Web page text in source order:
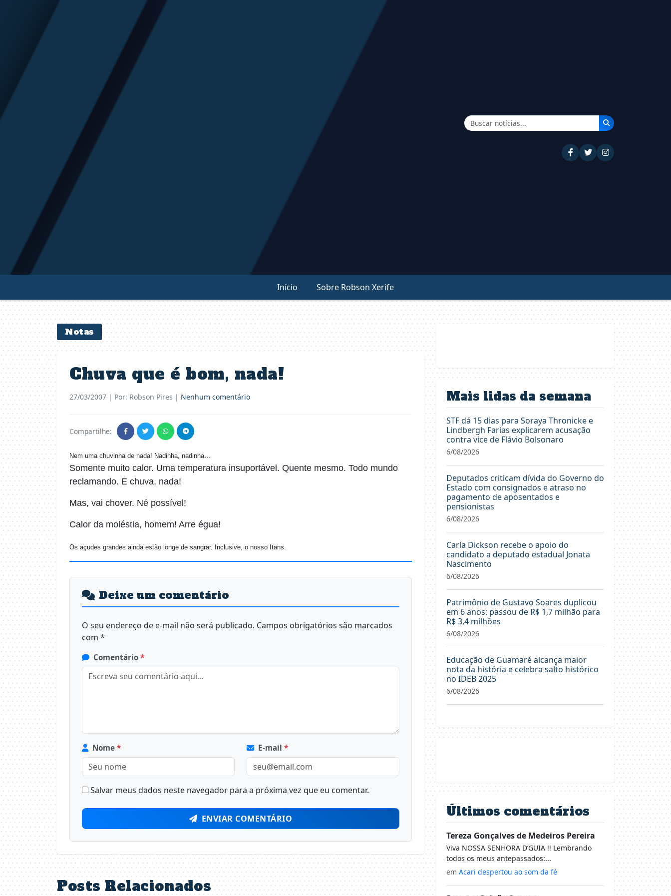
Início Sobre Robson Xerife
Notas
Chuva que é bom, nada!
27/03/2007 | Por: Robson Pires | Nenhum comentário
Compartilhe:
Nem uma chuvinha de nada! Nadinha, nadinha…
Somente muito calor. Uma temperatura insuportável. Quente mesmo. Todo mundo
reclamando. E chuva, nada!
Mas, vai chover. Né possível!
Calor da moléstia, homem! Arre égua!
Os açudes grandes ainda estão longe de sangrar. Inclusive, o nosso Itans.
Deixe um comentário
O seu endereço de e-mail não será publicado. Campos obrigatórios são marcados
com *
Comentário *
Nome * E-mail *
Salvar meus dados neste navegador para a próxima vez que eu comentar.
ENVIAR COMENTÁRIO
Posts Relacionados
Mais lidas da semana
STF dá 15 dias para Soraya Thronicke e
Lindbergh Farias explicarem acusação
contra vice de Flávio Bolsonaro
6/08/2026
Deputados criticam dívida do Governo do
Estado com consignados e atraso no
pagamento de aposentados e
pensionistas
6/08/2026
Carla Dickson recebe o apoio do
candidato a deputado estadual Jonata
Nascimento
6/08/2026
Patrimônio de Gustavo Soares duplicou
em 6 anos: passou de R$ 1,7 milhão para
R$ 3,4 milhões
6/08/2026
Educação de Guamaré alcança maior
nota da história e celebra salto histórico
no IDEB 2025
6/08/2026
Últimos comentários
Tereza Gonçalves de Medeiros Pereira
Viva NOSSA SENHORA D’GUIA !! Lembrando
todos os meus antepassados:...
em Acari despertou ao som da fé